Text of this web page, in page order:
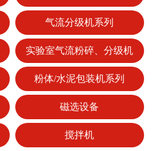
气流分级机系列
实验室气流粉碎、分级机
粉体/水泥包装机系列
磁选设备
搅拌机